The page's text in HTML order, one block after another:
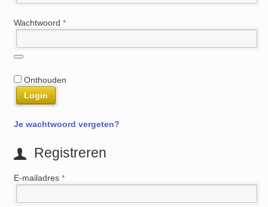
Wachtwoord *Vereist
Onthouden
Login
Je wachtwoord vergeten?
Registreren
E-mailadres *Vereist